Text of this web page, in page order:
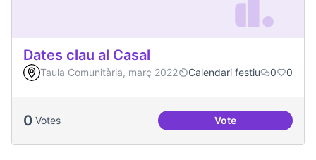
Dates clau al Casal
Taula Comunitària, març 2022 Calendari festiu 0 0
0 Votes VoteDates clau al Casal